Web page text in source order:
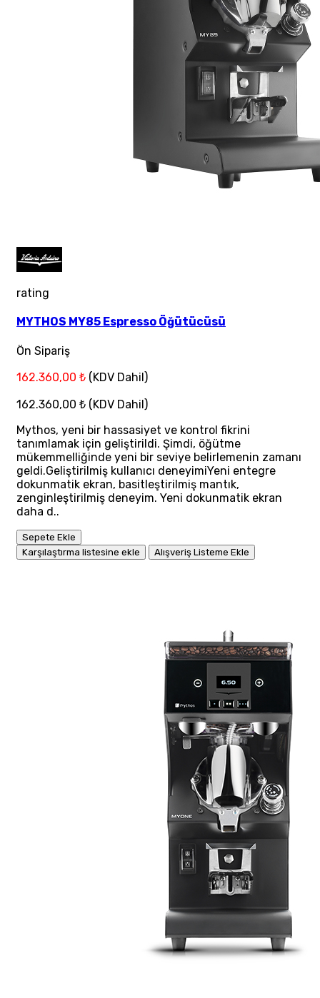
rating
MYTHOS MY85 Espresso Öğütücüsü
Ön Sipariş
162.360,00 ₺ (KDV Dahil)
162.360,00 ₺ (KDV Dahil)
Mythos, yeni bir hassasiyet ve kontrol fikrini
tanımlamak için geliştirildi. Şimdi, öğütme
mükemmelliğinde yeni bir seviye belirlemenin zamanı
geldi.Geliştirilmiş kullanıcı deneyimiYeni entegre
dokunmatik ekran, basitleştirilmiş mantık,
zenginleştirilmiş deneyim. Yeni dokunmatik ekran
daha d..
Sepete Ekle
Karşılaştırma listesine ekle
Alışveriş Listeme Ekle